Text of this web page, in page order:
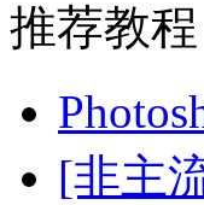
推荐教程
[非主